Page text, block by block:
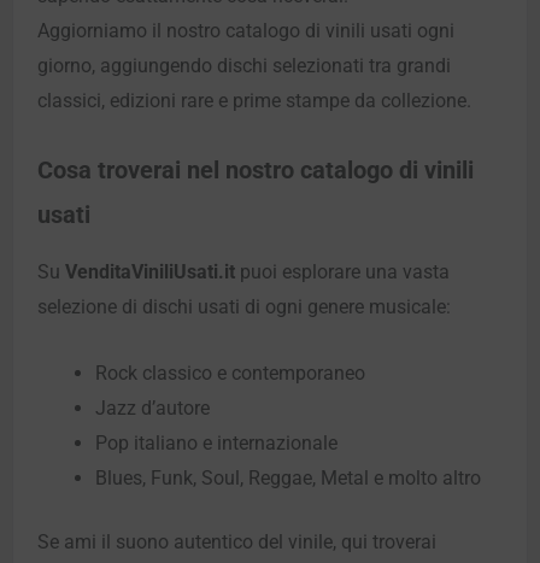
Aggiorniamo il nostro catalogo di vinili usati ogni
giorno, aggiungendo dischi selezionati tra grandi
classici, edizioni rare e prime stampe da collezione.
Cosa troverai nel nostro catalogo di vinili
usati
Su VenditaViniliUsati.it puoi esplorare una vasta
selezione di dischi usati di ogni genere musicale:
Rock classico e contemporaneo
Jazz d’autore
Pop italiano e internazionale
Blues, Funk, Soul, Reggae, Metal e molto altro
Se ami il suono autentico del vinile, qui troverai